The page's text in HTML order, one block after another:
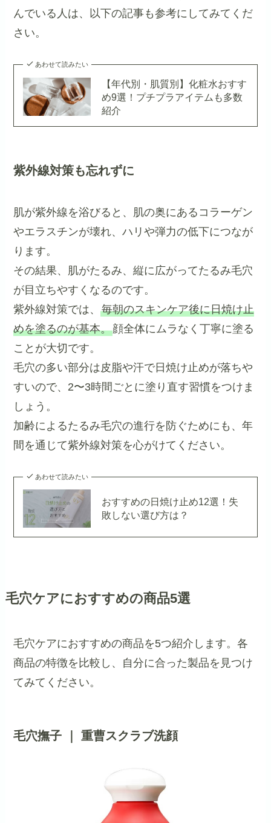
んでいる人は、以下の記事も参考にしてみてくだ
さい。
あわせて読みたい
【年代別・肌質別】化粧水おすす
め9選！プチプラアイテムも多数
紹介
紫外線対策も忘れずに
肌が紫外線を浴びると、肌の奥にあるコラーゲン
やエラスチンが壊れ、ハリや弾力の低下につなが
ります。
その結果、肌がたるみ、縦に広がってたるみ毛穴
が目立ちやすくなるのです。
紫外線対策では、毎朝のスキンケア後に日焼け止
めを塗るのが基本。顔全体にムラなく丁寧に塗る
ことが大切です。
毛穴の多い部分は皮脂や汗で日焼け止めが落ちや
すいので、2〜3時間ごとに塗り直す習慣をつけま
しょう。
加齢によるたるみ毛穴の進行を防ぐためにも、年
間を通じて紫外線対策を心がけてください。
あわせて読みたい
おすすめの日焼け止め12選！失
敗しない選び方は？
毛穴ケアにおすすめの商品5選
毛穴ケアにおすすめの商品を5つ紹介します。各
商品の特徴を比較し、自分に合った製品を見つけ
てみてください。
毛穴撫子 ｜ 重曹スクラブ洗顔